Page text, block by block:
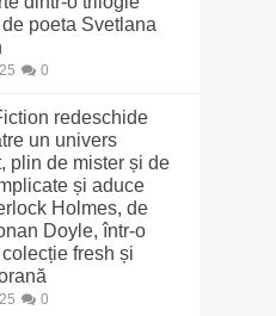
poeta Svetlana
0
redeschide
un univers
plin de mister și de
și aduce
Holmes, de
Doyle, într-o
fresh și
0